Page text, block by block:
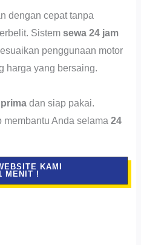
dengan cepat tanpa
Sistemsewa 24 jam
penggunaan motor
harga yang bersaing.
prima dan siap pakai.
membantu Anda selama24
KAMI
MENIT !